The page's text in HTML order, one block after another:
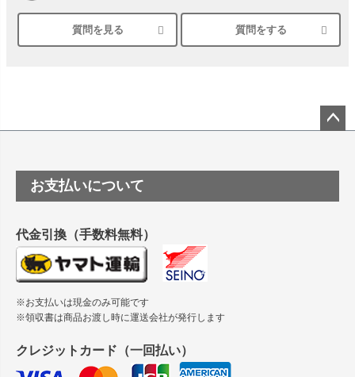
シルバーペーパーにEPSON EP-30VAで印刷するときの設定
は？
塩ビのロール紙で離型紙が透明の商品はありますか
つや消し半透明ラベルのロールタイプはありますか？
縦420mm×横650mmの包装紙に適した紙はありますか？
質問を見る 質問をする
ップ
お支払いについて
代金引換（手数料無料）
※お支払いは現金のみ可能です
※領収書は商品お渡し時に運送会社が発行します
クレジットカード（一回払い）